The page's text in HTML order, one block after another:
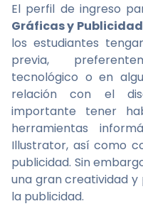
El perfil de ingreso
Gráficas y Publicidad
los estudiantes
previa,
tecnológico o en
relación con el
importante tener
herramientas
Illustrator, así como
publicidad. Sin
una gran creatividad
la publicidad.